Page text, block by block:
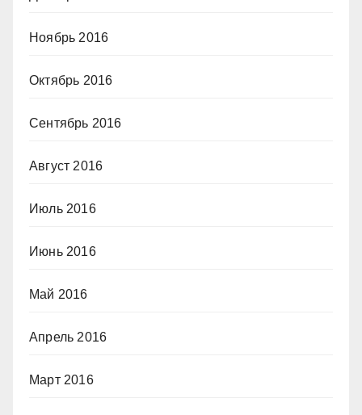
Ноябрь 2016
Октябрь 2016
Сентябрь 2016
Август 2016
Июль 2016
Июнь 2016
Май 2016
Апрель 2016
Март 2016